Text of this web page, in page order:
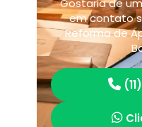
Gostaria de
em contato
Reforma de